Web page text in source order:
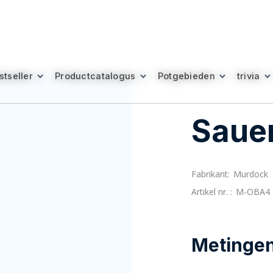
Productcatalogus Potgebieden trivia
Productcatalogus Potgebieden trivia
Fabrikant: Murdock
Artikel nr. : M-OBA4